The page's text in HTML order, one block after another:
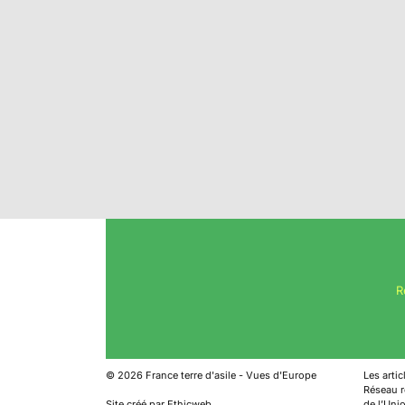
© 2026 France terre d'asile - Vues d'Europe
Les
Réseau